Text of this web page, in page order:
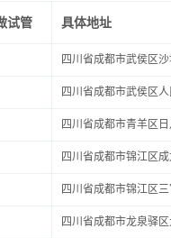
试管 具体地址
四川省成都市武侯区
四川省成都市武侯区
四川省成都市青羊区
四川省成都市锦江区
四川省成都市锦江区
四川省成都市龙泉驿